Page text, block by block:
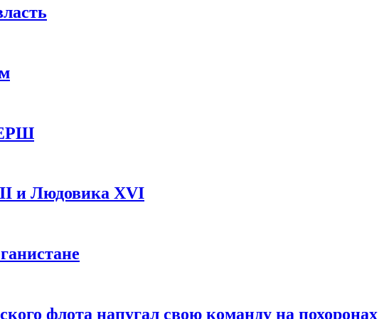
II и Людовика XVI
флота напугал свою команду на похоронах